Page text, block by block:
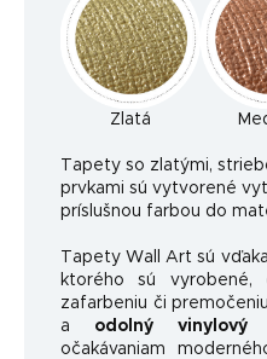
Zlatá
Tapety so zlatými,
prvkami sú vytvorené
príslušnou farbou do
Tapety Wall Art sú vďaka
ktorého sú vyrobené,
zafarbeniu či
a odolný vinylový
očakávaniam